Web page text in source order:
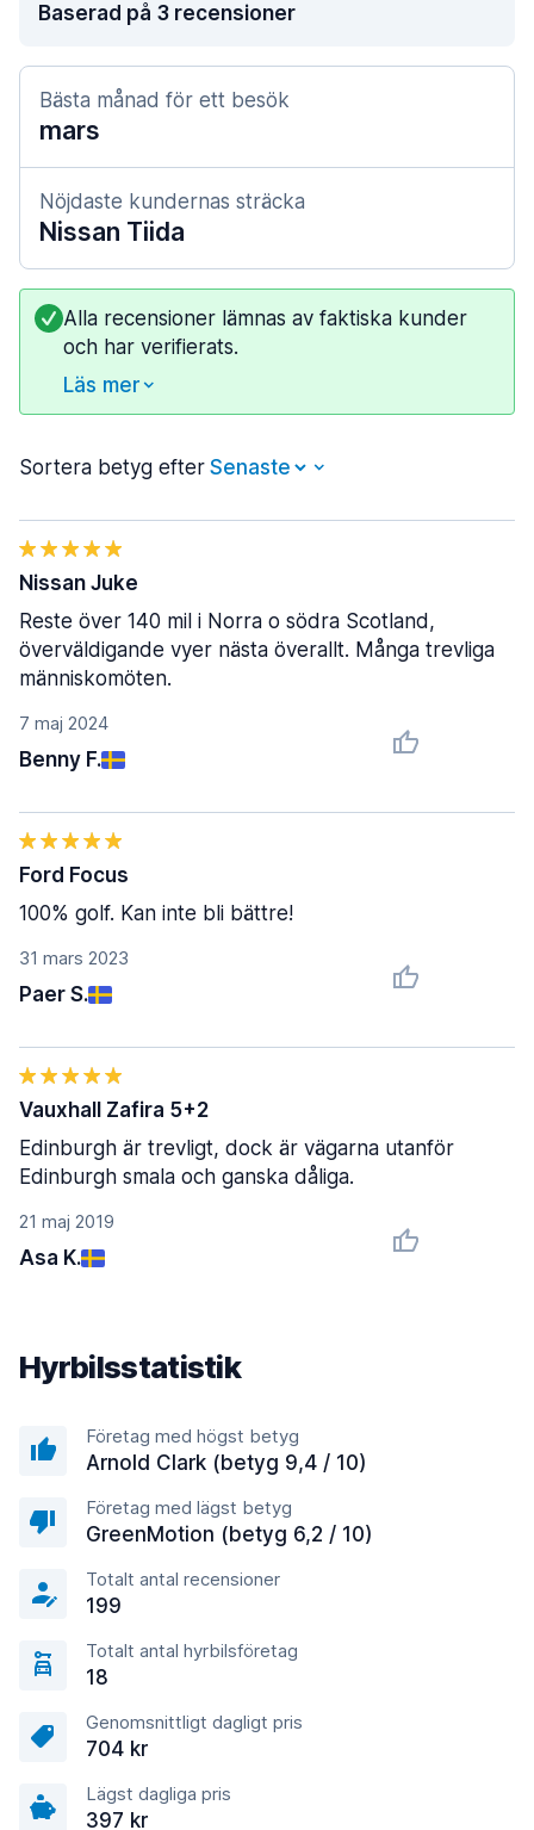
Baserad på 3 recensioner
Bästa månad för ett besök
mars
Nöjdaste kundernas sträcka
Nissan Tiida
Alla recensioner lämnas av faktiska kunder
och har verifierats.
Läs mer
Sortera betyg efter
7 maj 2024
Benny F.
Nissan Juke
Reste över 140 mil i Norra o södra Scotland,
överväldigande vyer nästa överallt. Många trevliga
människomöten.
31 mars 2023
Paer S.
Ford Focus
100% golf. Kan inte bli bättre!
21 maj 2019
Asa K.
Vauxhall Zafira 5+2
Edinburgh är trevligt, dock är vägarna utanför
Edinburgh smala och ganska dåliga.
Hyrbilsstatistik
Företag med högst betyg
Arnold Clark (betyg 9,4 / 10)
Företag med lägst betyg
GreenMotion (betyg 6,2 / 10)
Totalt antal recensioner
199
Totalt antal hyrbilsföretag
18
Genomsnittligt dagligt pris
704 kr
Lägst dagliga pris
397 kr